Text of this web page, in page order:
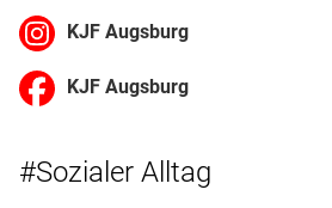
KJF Augsburg
KJF Augsburg
#Sozialer Alltag